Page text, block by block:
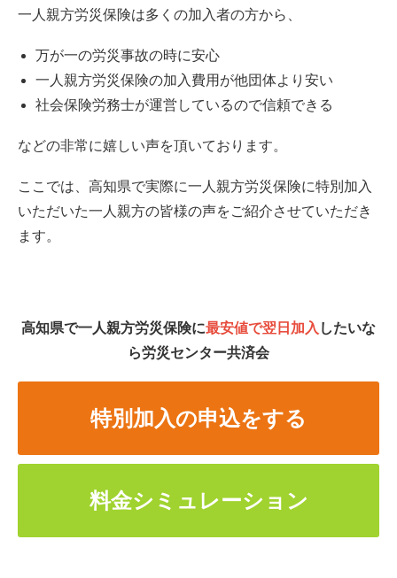
一人親方労災保険は多くの加入者の方から、
万が一の労災事故の時に安心
一人親方労災保険の加入費用が他団体より安い
社会保険労務士が運営しているので信頼できる
などの非常に嬉しい声を頂いております。
ここでは、高知県で実際に一人親方労災保険に特別加入
いただいた一人親方の皆様の声をご紹介させていただき
ます。
高知県で一人親方労災保険に最安値で翌日加入 したいな
ら労災センター共済会
特別加入の申込をする
料金シミュレーション